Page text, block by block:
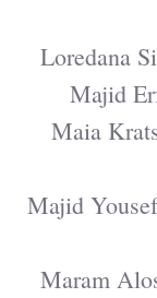
Loredana
Majid
Maia
Majid
Maram